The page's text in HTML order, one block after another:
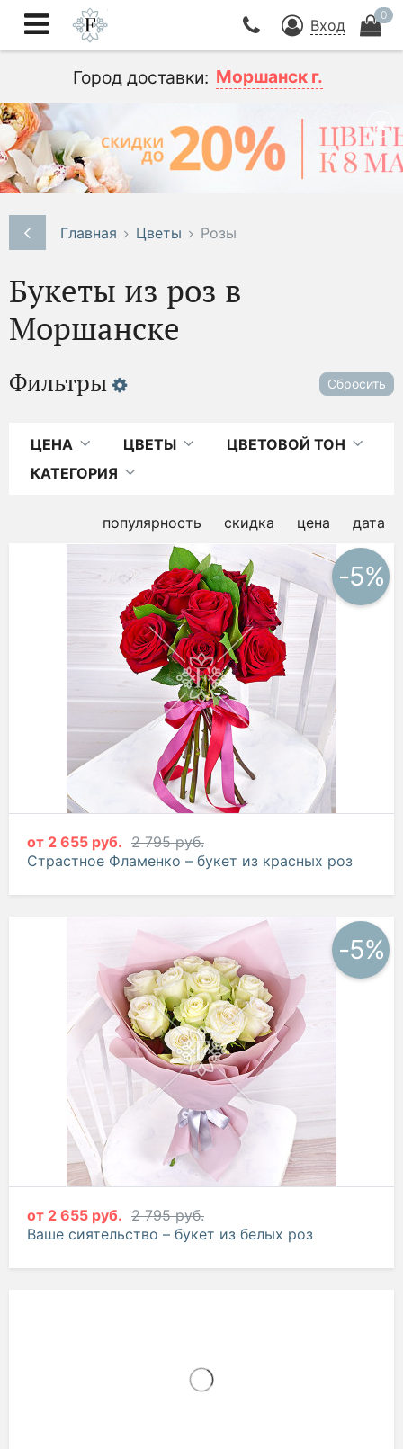
Вход
0
Город доставки: Моршанск г.
Главная Цветы Розы
Букеты из роз в
Моршанске
популярность скидка цена дата
-5%
от 2 655 руб. 2 795 руб.
Страстное Фламенко – букет из красных роз
-5%
от 2 655 руб. 2 795 руб.
Ваше сиятельство – букет из белых роз
Фильтры Сбросить
ЦЕНА ЦВЕТЫ
ЦВЕТОВОЙ ТОН
КАТЕГОРИЯ